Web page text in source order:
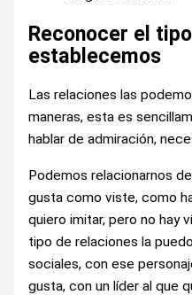
Reconocer el
establecemos
Las relaciones las
maneras, esta es
hablar de admiración,
Podemos relacionarnos
gusta como viste, como
quiero imitar, pero no hay
tipo de relaciones la
sociales, con ese
gusta, con un líder al que